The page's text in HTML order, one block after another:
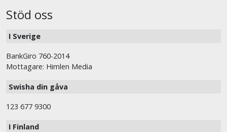
Stöd oss
I Sverige
BankGiro 760-2014
Mottagare: Himlen Media
Swisha din gåva
123 677 9300
I Finland